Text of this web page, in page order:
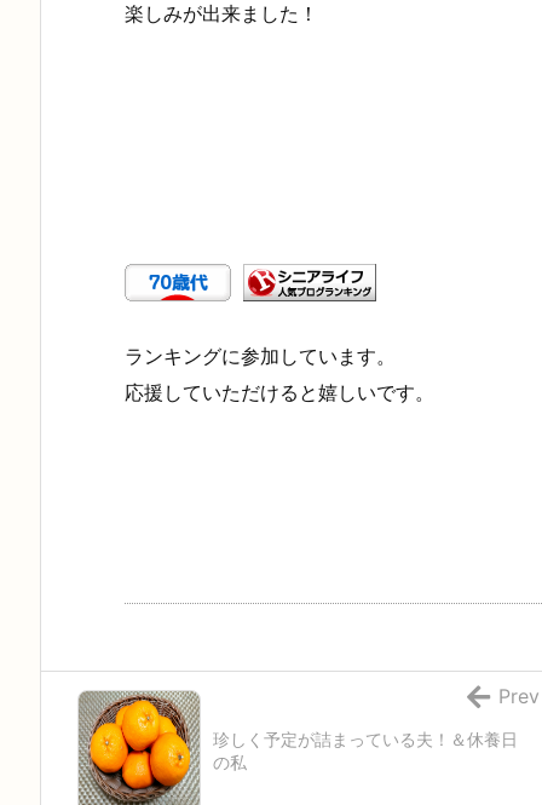
楽しみが出来ました！
ランキングに参加しています。
応援していただけると嬉しいです。
珍しく予定が詰まっている夫！＆休養日
の私
Prev